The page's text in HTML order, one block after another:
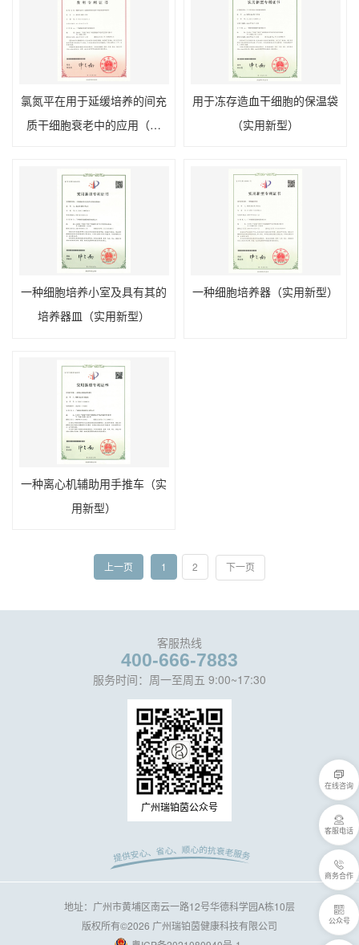
氯氮平在用于延缓培养的间充
质干细胞衰老中的应用（发
用于冻存造血干细胞的保温袋
（实用新型）
一种细胞培养小室及具有其的
培养器皿（实用新型）
一种细胞培养器（实用新型）
一种离心机辅助用手推车（实
用新型）
上一页 1 2 下一页
客服热线
400-666-7883
服务时间：周一至周五 9:00~17:30
广州瑞铂茵公众号
地址：广州市黄埔区南云一路12号华德科学园A栋10层
版权所有©2026 广州瑞铂茵健康科技有限公司
在线咨询
客服电话
商务合作
公众号